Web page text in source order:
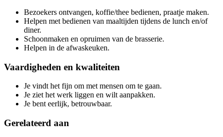
Bezoekers ontvangen, koffie/thee bedienen, praatje maken.
Helpen met bedienen van maaltijden tijdens de lunch en/of
diner.
Schoonmaken en opruimen van de brasserie.
Helpen in de afwaskeuken.
Vaardigheden en kwaliteiten
Je vindt het fijn om met mensen om te gaan.
Je ziet het werk liggen en wilt aanpakken.
Je bent eerlijk, betrouwbaar.
Gerelateerd aan